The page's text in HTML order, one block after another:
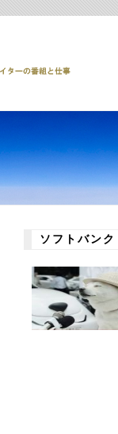
ソフトバン